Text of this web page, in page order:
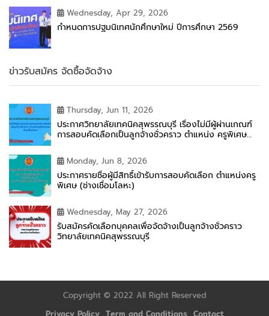
Wednesday, Apr 29, 2026
กำหนดการปฐมนิเทศนักศึกษาใหม่ ปีการศึกษา 2569
ข่าวรับสมัคร จัดซื้อจัดจ้าง
Thursday, Jun 11, 2026
ประกาศวิทยาลัยเทคนิคสุพรรณบุรี เรื่องไม่มีผู้ผ่านเกณฑ์
การสอบคัดเลือกเป็นลูกจ้างชั่วคราว ตำแหน่ง ครูพิเศษ
Monday, Jun 8, 2026
ประกาศรายชื่อผู้มีสิทธิ์เข้ารับการสอบคัดเลือก ตำแหน่งครู
พิเศษ (ช่างเชื่อมโลหะ)
Wednesday, May 27, 2026
รับสมัครคัดเลือกบุคคลเพื่อจัดจ้างเป็นลูกจ้างชั่วคราว
วิทยาลัยเทคนิคสุพรรณบุรี
Copyright © 2022 All Right Reserved
Privacy Policy Term and Conditions Contact
ติดต่อเรา